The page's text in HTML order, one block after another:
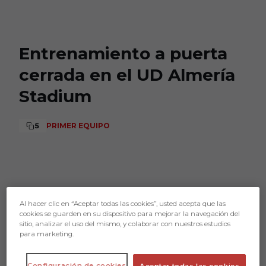
Entrenamiento a puerta
cerrada en el UD Almería
Stadium
5 PRIMER EQUIPO
Al hacer clic en “Aceptar todas las cookies”, usted acepta que las
cookies se guarden en su dispositivo para mejorar la navegación del
sitio, analizar el uso del mismo, y colaborar con nuestros estudios
para marketing.